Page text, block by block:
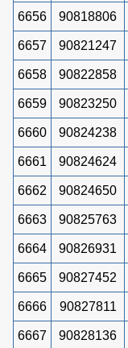
6656 90818806
6657 90821247
6658 90822858
6659 90823250
6660 90824238
6661 90824624
6662 90824650
6663 90825763
6664 90826931
6665 90827452
6666 90827811
6667 90828136